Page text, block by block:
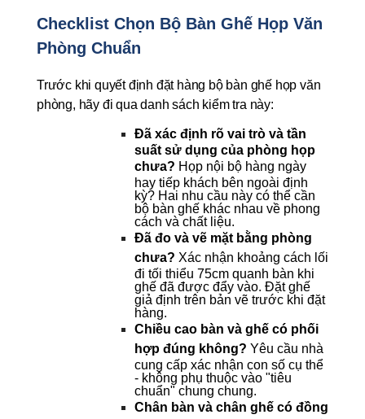
Checklist Chọn Bộ Bàn Ghế Họp Văn
Phòng Chuẩn
Trước khi quyết định đặt hàng bộ bàn ghế họp văn
phòng, hãy đi qua danh sách kiểm tra này:
Đã xác định rõ vai trò và tần
suất sử dụng của phòng họp
chưa? Họp nội bộ hàng ngày
hay tiếp khách bên ngoài định
kỳ? Hai nhu cầu này có thể cần
bộ bàn ghế khác nhau về phong
cách và chất liệu.
Đã đo và vẽ mặt bằng phòng
chưa? Xác nhận khoảng cách lối
đi tối thiểu 75cm quanh bàn khi
ghế đã được đẩy vào. Đặt ghế
giả định trên bản vẽ trước khi đặt
hàng.
Chiều cao bàn và ghế có phối
hợp đúng không? Yêu cầu nhà
cung cấp xác nhận con số cụ thể
- không phụ thuộc vào "tiêu
chuẩn" chung chung.
Chân bàn và chân ghế có đồng